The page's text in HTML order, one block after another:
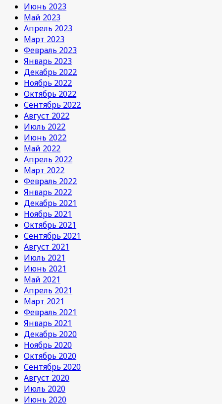
Июнь 2023
Май 2023
Апрель 2023
Март 2023
Февраль 2023
Январь 2023
Декабрь 2022
Ноябрь 2022
Октябрь 2022
Сентябрь 2022
Август 2022
Июль 2022
Июнь 2022
Май 2022
Апрель 2022
Март 2022
Февраль 2022
Январь 2022
Декабрь 2021
Ноябрь 2021
Октябрь 2021
Сентябрь 2021
Август 2021
Июль 2021
Июнь 2021
Май 2021
Апрель 2021
Март 2021
Февраль 2021
Январь 2021
Декабрь 2020
Ноябрь 2020
Октябрь 2020
Сентябрь 2020
Август 2020
Июль 2020
Июнь 2020